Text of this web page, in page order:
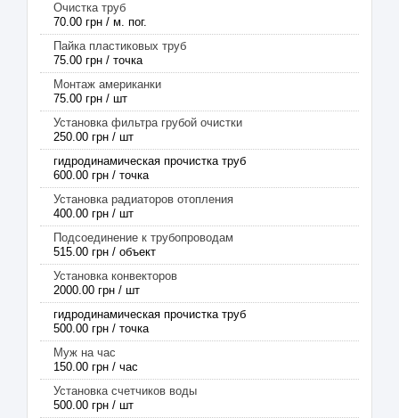
Очистка труб
70.00 грн / м. пог.
Пайка пластиковых труб
75.00 грн / точка
Монтаж американки
75.00 грн / шт
Установка фильтра грубой очистки
250.00 грн / шт
гидродинамическая прочистка труб
600.00 грн / точка
Установка радиаторов отопления
400.00 грн / шт
Подсоединение к трубопроводам
515.00 грн / объект
Установка конвекторов
2000.00 грн / шт
гидродинамическая прочистка труб
500.00 грн / точка
Муж на час
150.00 грн / час
Установка счетчиков воды
500.00 грн / шт